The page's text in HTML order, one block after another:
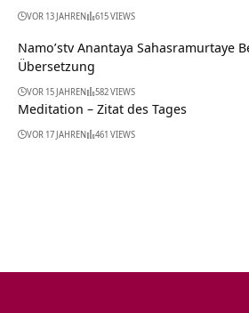
VOR 13 JAHREN 615 VIEWS
Namo’stv Anantaya Sahasramurtaye
Übersetzung
VOR 15 JAHREN 582 VIEWS
Meditation – Zitat des Tages
VOR 17 JAHREN 461 VIEWS